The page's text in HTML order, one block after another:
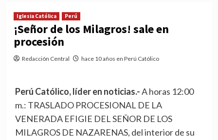
Iglesia Católica Perú
¡Señor de los Milagros! sale en
procesión
Redacción Central hace 10 años en Perú Católico
Perú Católico, líder en noticias.-A horas 12:00
m.: TRASLADO PROCESIONAL DE LA
VENERADA EFIGIE DEL SEÑOR DE LOS
MILAGROS DE NAZARENAS, del interior de su